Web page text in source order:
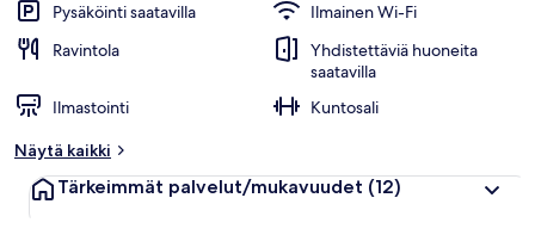
Pysäköinti saatavilla
Ilmainen Wi-Fi
Ravintola
Yhdistettäviä huoneita
saatavilla
Ilmastointi
Kuntosali
Näytä kaikki
Tärkeimmät palvelut/mukavuudet (12)